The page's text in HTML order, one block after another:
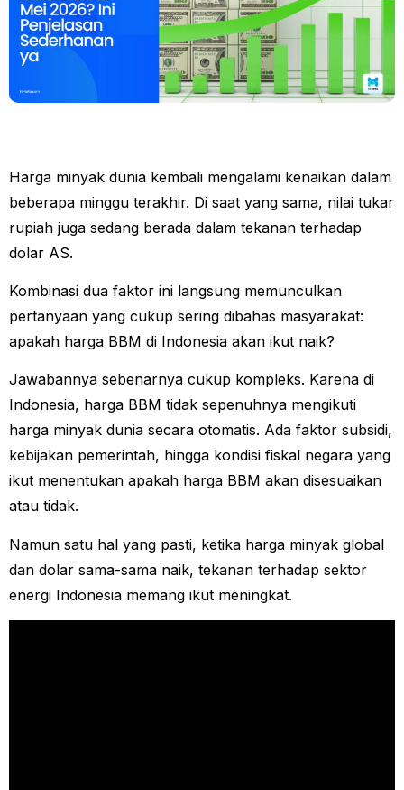
Harga minyak dunia kembali mengalami kenaikan dalam
beberapa minggu terakhir. Di saat yang sama, nilai tukar
rupiah juga sedang berada dalam tekanan terhadap
dolar AS.
Kombinasi dua faktor ini langsung memunculkan
pertanyaan yang cukup sering dibahas masyarakat:
apakah harga BBM di Indonesia akan ikut naik?
Jawabannya sebenarnya cukup kompleks. Karena di
Indonesia, harga BBM tidak sepenuhnya mengikuti
harga minyak dunia secara otomatis. Ada faktor subsidi,
kebijakan pemerintah, hingga kondisi fiskal negara yang
ikut menentukan apakah harga BBM akan disesuaikan
atau tidak.
Namun satu hal yang pasti, ketika harga minyak global
dan dolar sama-sama naik, tekanan terhadap sektor
energi Indonesia memang ikut meningkat.